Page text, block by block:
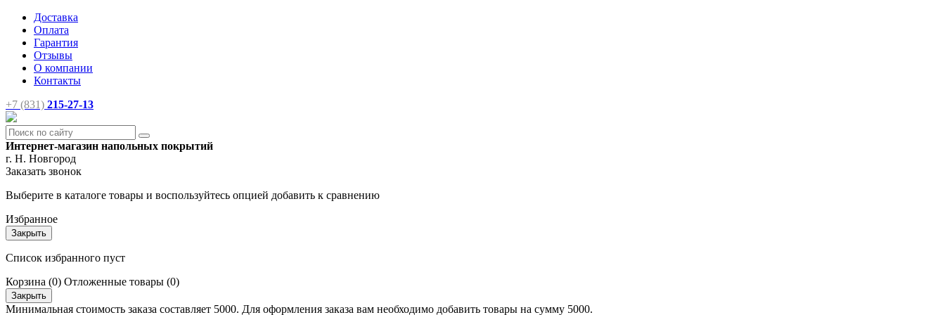
Доставка
Оплата
Гарантия
Отзывы
О компании
Контакты
+7 (831) 215-27-13
Интернет-магазин напольных покрытий
г. Н. Новгород
Заказать звонок
Выберите в каталоге товары и воспользуйтесь опцией добавить к сравнению
Избранное
Закрыть
Список избранного пуст
Корзина (0) Отложенные товары (0)
Закрыть
Минимальная стоимость заказа составляет 5000. Для оформления заказа вам необходимо добавить товары на сумму 5000.